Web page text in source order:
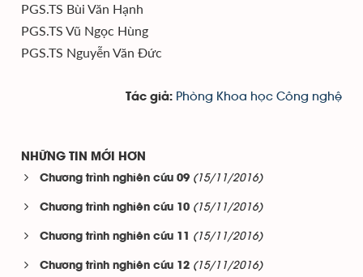
PGS.TS Bùi Văn Hạnh
PGS.TS Vũ Ngọc Hùng
PGS.TS Nguyễn Văn Đức
Tác giả: Phòng Khoa học Công nghệ
NHỮNG TIN MỚI HƠN
Chương trình nghiên cứu 09 (15/11/2016)
Chương trình nghiên cứu 10 (15/11/2016)
Chương trình nghiên cứu 11 (15/11/2016)
Chương trình nghiên cứu 12 (15/11/2016)